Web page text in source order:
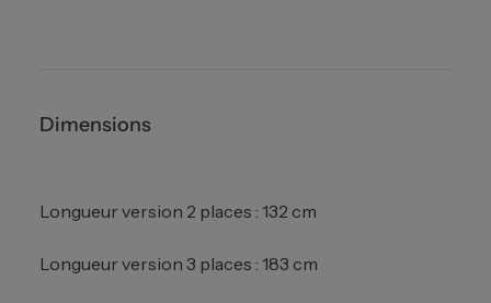
Dimensions
Longueur version 2 places : 132 cm
Longueur version 3 places : 183 cm